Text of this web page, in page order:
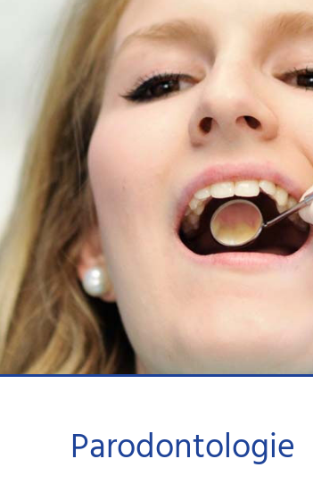
Parodontologie